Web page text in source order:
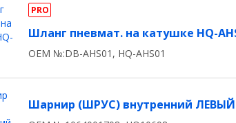
PRO
Шланг пневмат. на катушке HQ-
OEM №:DB-AHS01, HQ-AHS01
Шарнир (ШРУС) внутренний ЛЕВЫЙ